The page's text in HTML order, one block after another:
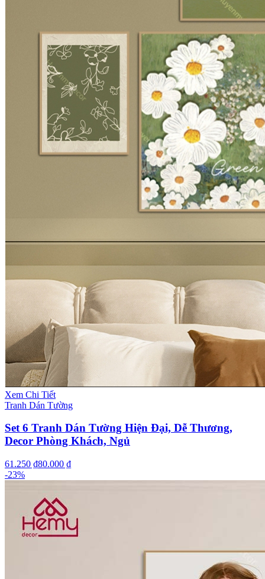
Xem Chi Tiết
Tranh Dán Tường
Set 6 Tranh Dán Tường Hiện Đại, Dễ Thương,
Decor Phòng Khách, Ngủ
61.250 ₫80.000 ₫
-23%